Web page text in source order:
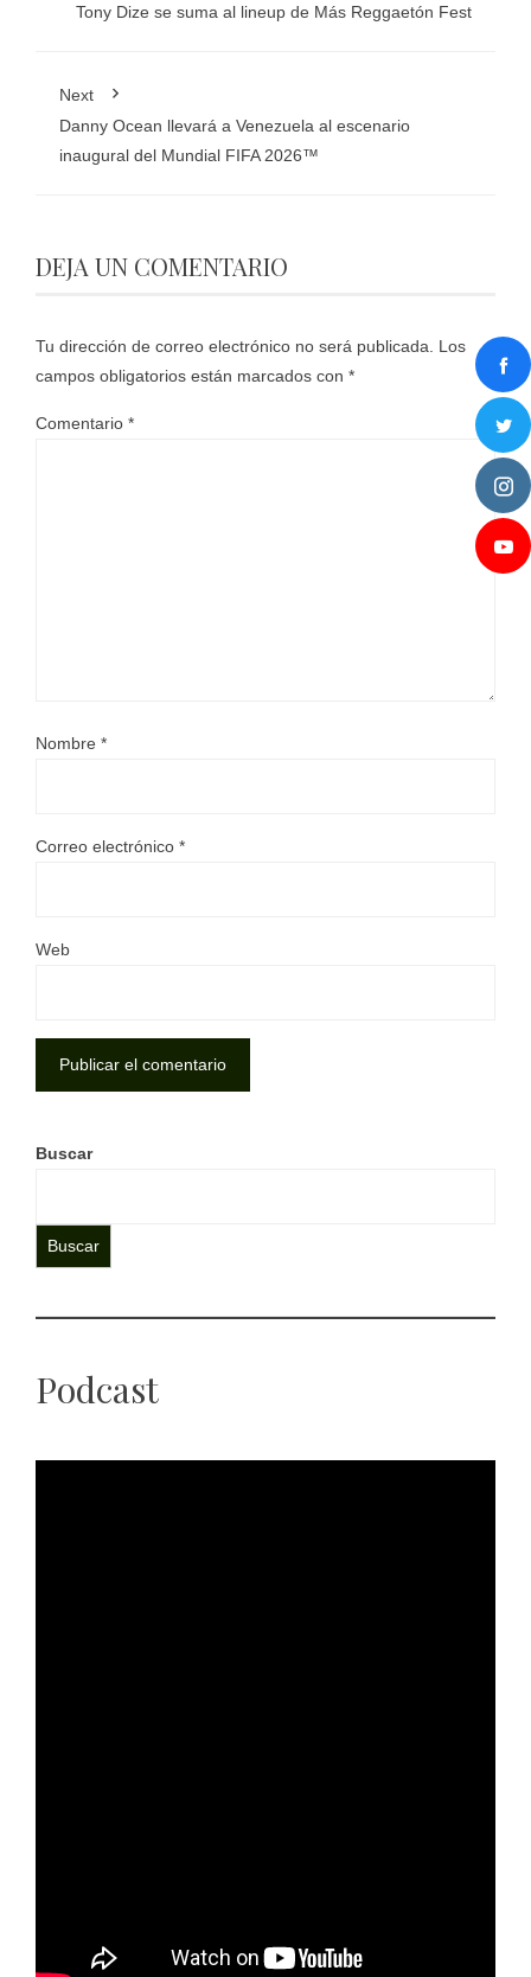
Tony Dize se suma al lineup de Más Reggaetón Fest
Next
Danny Ocean llevará a Venezuela al escenario
inaugural del Mundial FIFA 2026™
DEJA UN COMENTARIO
Tu dirección de correo electrónico no será publicada.
Los
campos obligatorios están marcados con *
Comentario *
Nombre *
Correo electrónico *
Web
Buscar
Buscar
Podcast